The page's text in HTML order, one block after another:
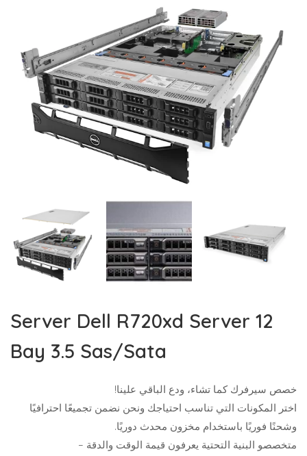
Server Dell R720xd Server 12
Bay 3.5 Sas/Sata
خصص سيرفرك كما تشاء، ودع الباقي علينا!
اختر المكونات التي تناسب احتياجك ونحن نضمن تجميعًا احترافيًا
وشحنًا فوريًا باستخدام مخزون محدث دوريًا.
متخصصو البنية التحتية يعرفون قيمة الوقت والدقة –